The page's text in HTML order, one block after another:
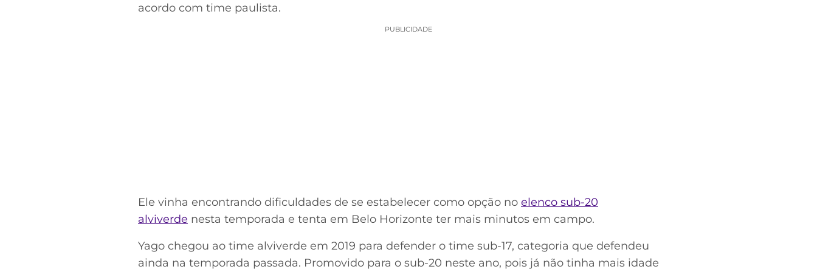
acordo com time paulista.
PUBLICIDADE
Ele vinha encontrando dificuldades de se estabelecer como opção no elenco sub-20
alviverde nesta temporada e tenta em Belo Horizonte ter mais minutos em campo.
Yago chegou ao time alviverde em 2019 para defender o time sub-17, categoria que defendeu
ainda na temporada passada. Promovido para o sub-20 neste ano, pois já não tinha mais idade